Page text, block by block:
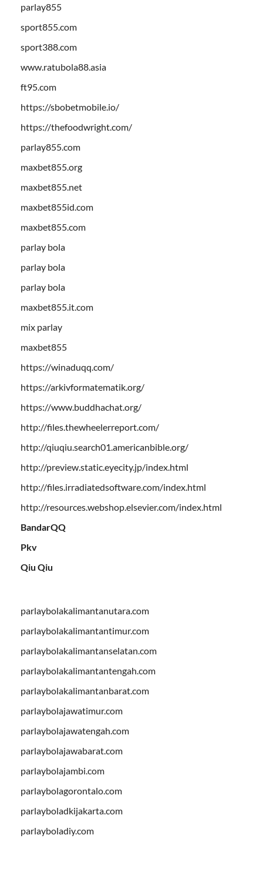
parlay855
sport855.com
sport388.com
www.ratubola88.asia
ft95.com
https://sbobetmobile.io/
https://thefoodwright.com/
parlay855.com
maxbet855.org
maxbet855.net
maxbet855id.com
maxbet855.com
parlay bola
parlay bola
parlay bola
maxbet855.it.com
mix parlay
maxbet855
https://winaduqq.com/
https://arkivformatematik.org/
https://www.buddhachat.org/
http://files.thewheelerreport.com/
http://qiuqiu.search01.americanbible.org/
http://preview.static.eyecity.jp/index.html
http://files.irradiatedsoftware.com/index.html
http://resources.webshop.elsevier.com/index.html
BandarQQ
Pkv
Qiu Qiu
parlaybolakalimantanutara.com
parlaybolakalimantantimur.com
parlaybolakalimantanselatan.com
parlaybolakalimantantengah.com
parlaybolakalimantanbarat.com
parlaybolajawatimur.com
parlaybolajawatengah.com
parlaybolajawabarat.com
parlaybolajambi.com
parlaybolagorontalo.com
parlayboladkijakarta.com
parlayboladiy.com